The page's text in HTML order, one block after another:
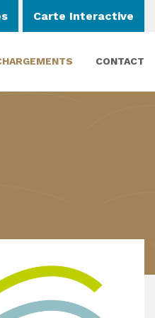
Carte Interactive
CONTACT